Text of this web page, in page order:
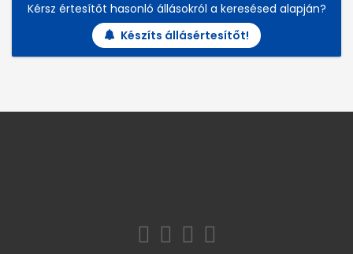
Kérsz értesítőt hasonló állásokról a keresésed alapján?
Készíts állásértesítőt!